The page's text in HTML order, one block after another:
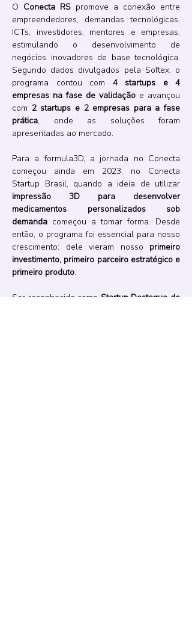
O Conecta RS promove a conexão entre
empreendedores, demandas tecnológicas,
ICTs, investidores, mentores e empresas,
estimulando o desenvolvimento de
negócios inovadores de base tecnológica.
Segundo dados divulgados pela Softex, o
programa contou com 4 startups e 4
empresas na fase de validação e avançou
com 2 startups e 2 empresas para a fase
prática, onde as soluções foram
apresentadas ao mercado.
Para a formula3D, a jornada no Conecta
começou ainda em 2023, no Conecta
impressão 3D para desenvolver
medicamentos personalizados sob
demanda começou a tomar forma. Desde
então, o programa foi essencial para nosso
crescimento: dele vieram nosso primeiro
investimento, primeiro parceiro estratégico e
primeiro produto.
Ser reconhecida como Startup Destaque do